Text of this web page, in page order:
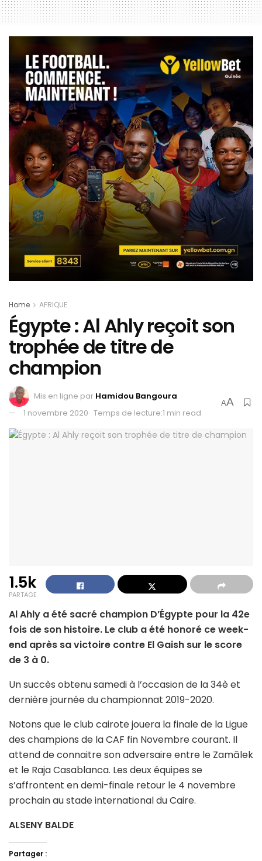
Home AFRIQUE
Égypte : Al Ahly reçoit son
trophée de titre de
champion
Mis en ligne par Hamidou Bangoura
1 novembre 2020 Temps de lecture:1 min read
AA
1.5k
PARTAGE
Al Ahly a été sacré champion D’Égypte pour la 42e
fois de son histoire. Le club a été honoré ce week-
end après sa victoire contre El Gaish sur le score
de 3 à 0.
Un succès obtenu samedi à l’occasion de la 34è et
dernière journée du championnat 2019-2020.
Notons que le club cairote jouera la finale de la Ligue
des champions de la CAF fin Novembre courant. Il
attend de connaitre son adversaire entre le Zamālek
et le Raja Casablanca. Les deux équipes se
s’affrontent en demi-finale retour le 4 novembre
prochain au stade international du Caire.
ALSENY BALDE
Partager :